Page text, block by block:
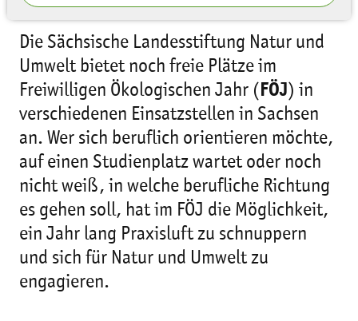
Die Sächsische Landesstiftung Natur und
Umwelt bietet noch freie Plätze im
Freiwilligen Ökologischen Jahr (FÖJ) in
verschiedenen Einsatzstellen in Sachsen
an. Wer sich beruflich orientieren möchte,
auf einen Studienplatz wartet oder noch
nicht weiß, in welche berufliche Richtung
es gehen soll, hat im FÖJ die Möglichkeit,
ein Jahr lang Praxisluft zu schnuppern
und sich für Natur und Umwelt zu
engagieren.